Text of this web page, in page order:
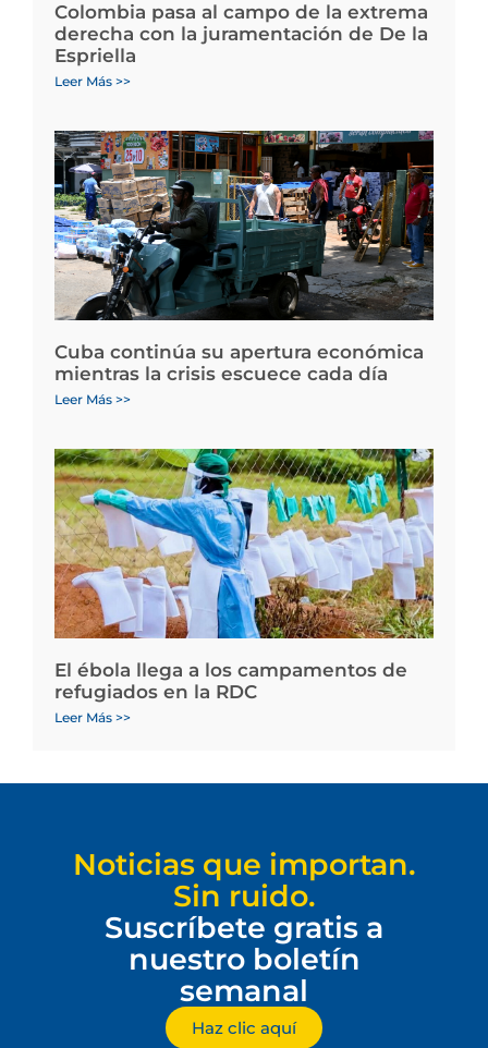
Colombia pasa al campo de la extrema
derecha con la juramentación de De la
Espriella
Leer Más >>
Cuba continúa su apertura económica
mientras la crisis escuece cada día
Leer Más >>
El ébola llega a los campamentos de
refugiados en la RDC
Leer Más >>
Noticias que importan.
Sin ruido.
Suscríbete gratis a
nuestro boletín
semanal
Haz clic aquí